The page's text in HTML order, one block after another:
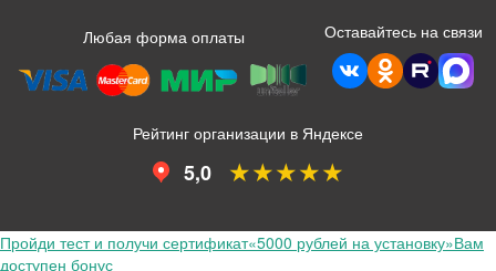
Любая форма оплаты Оставайтесь на связи
Рейтинг организации в Яндексе
5,0 ★★★★★
Пройди тест и получи сертификат«5000 рублей на установку»Вам
доступен бонус